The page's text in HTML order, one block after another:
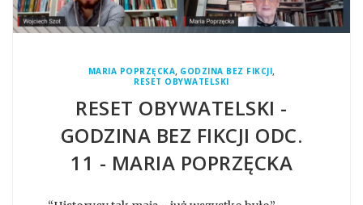
MARIA POPRZĘCKA, GODZINA BEZ FIKCJI,
RESET OBYWATELSKI
RESET OBYWATELSKI -
GODZINA BEZ FIKCJI ODC.
11 - MARIA POPRZĘCKA